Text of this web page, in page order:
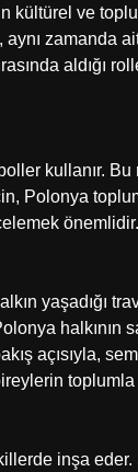
kültürel ve
zamanda
aldığı
kullanır.
Polonya
yaşadığı
halkının
açısıyla,
inşa